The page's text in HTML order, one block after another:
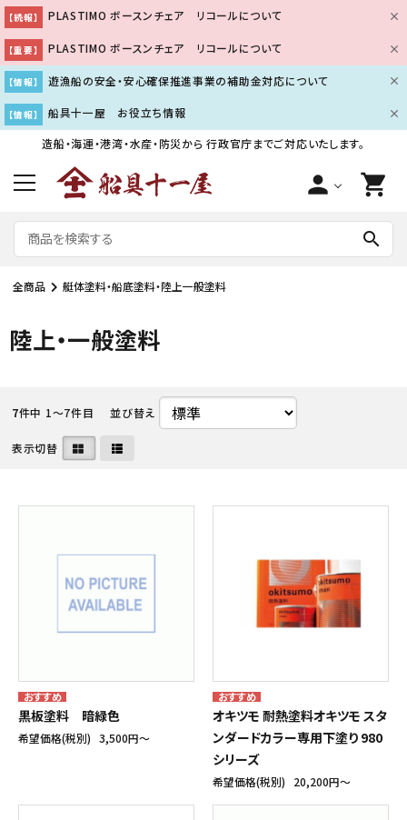
【続報】 PLASTIMO ボースンチェア リコールについて
【重要】 PLASTIMO ボースンチェア リコールについて
【情報】 遊漁船の安全・安心確保推進事業の補助金対応について
【情報】
船具十一屋 お役立ち情報
造船・海運・港湾・水産・防災から行政官庁までご対応いたします。
person shopping_cart
search
全商品 艇体塗料・船底塗料・陸上一般塗料
陸上・一般塗料
7件中 1〜7件目 並び替え
表示切替
黒板塗料 暗緑色
希望価格(税別) 3,500円〜
オキツモ 耐熱塗料オキツモ スタ
ンダードカラー専用下塗り 980
シリーズ
希望価格(税別) 20,200円〜